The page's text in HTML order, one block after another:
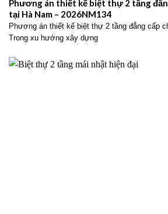
Phương án thiết kế biệt thự 2 tầng
tại Hà Nam – 2026NM134
Phương án thiết kế biệt thự 2 tầng đẳng cấp
Trong xu hướng xây dựng